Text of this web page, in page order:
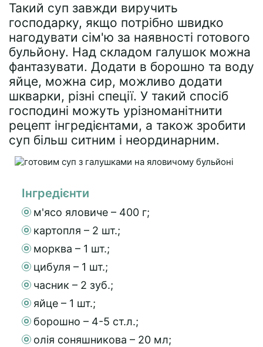
Такий суп завжди виручить
господарку, якщо потрібно швидко
нагодувати сім'ю за наявності готового
бульйону. Над складом галушок можна
фантазувати. Додати в борошно та воду
яйце, можна сир, можливо додати
шкварки, різні спеції. У такий спосіб
господині можуть урізноманітнити
рецепт інгредієнтами, а також зробити
суп більш ситним і неординарним.
Інгредієнти
м'ясо яловиче – 400 г;
картопля – 2 шт.;
морква – 1 шт.;
цибуля – 1 шт.;
часник – 2 зуб.;
яйце – 1 шт.;
борошно – 4-5 ст.л.;
олія соняшникова – 20 мл;